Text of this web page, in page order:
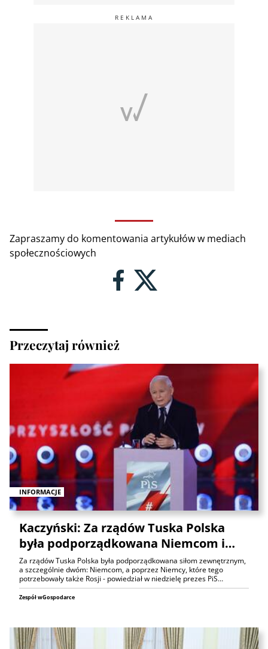
Zapraszamy do komentowania artykułów w mediach
społecznościowych
Przeczytaj również
INFORMACJE
Kaczyński: Za rządów Tuska Polska
była podporządkowana Niemcom i…
Za rządów Tuska Polska była podporządkowana siłom zewnętrznym,
a szczególnie dwóm: Niemcom, a poprzez Niemcy, które tego
potrzebowały także Rosji - powiedział w niedzielę prezes PiS…
Zespół wGospodarce